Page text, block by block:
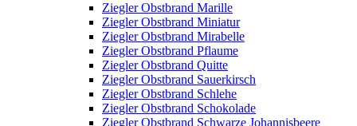
Ziegler Obstbrand Marille
Ziegler Obstbrand Miniatur
Ziegler Obstbrand Mirabelle
Ziegler Obstbrand Pflaume
Ziegler Obstbrand Quitte
Ziegler Obstbrand Sauerkirsch
Ziegler Obstbrand Schlehe
Ziegler Obstbrand Schokolade
Ziegler Obstbrand Schwarze Johannisbeere